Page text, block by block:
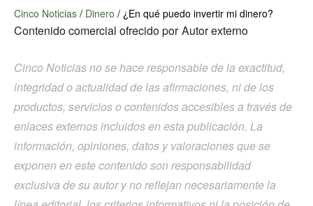
Cinco Noticias / Dinero / ¿En qué puedo invertir mi dinero?
Contenido comercial ofrecido por Autor externo
Cinco Noticias no se hace responsable de la exactitud,
integridad o actualidad de las afirmaciones, ni de los
productos, servicios o contenidos accesibles a través de
enlaces externos incluidos en esta publicación. La
información, opiniones, datos y valoraciones que se
exponen en este contenido son responsabilidad
exclusiva de su autor y no reflejan necesariamente la